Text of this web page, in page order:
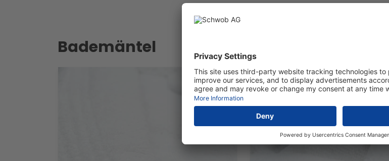
Bademäntel